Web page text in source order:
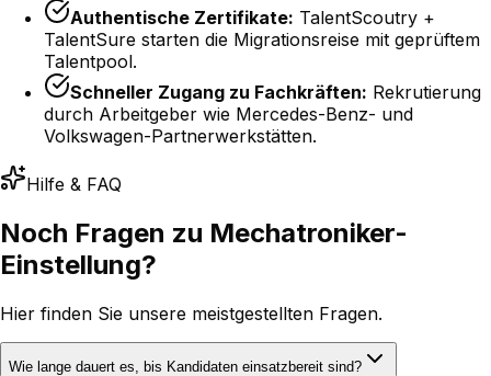
Authentische Zertifikate: TalentScoutry +
TalentSure starten die Migrationsreise mit geprüftem
Talentpool.
Schneller Zugang zu Fachkräften: Rekrutierung
durch Arbeitgeber wie Mercedes-Benz- und
Volkswagen-Partnerwerkstätten.
Hilfe & FAQ
Noch Fragen zu Mechatroniker-
Einstellung?
Hier finden Sie unsere meistgestellten Fragen.
Wie lange dauert es, bis Kandidaten einsatzbereit sind?